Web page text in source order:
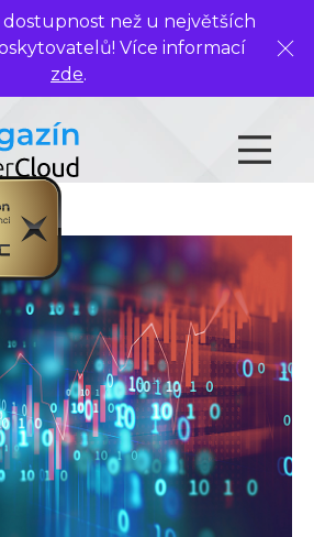
dostupnost než u největších
Více informací
zde.